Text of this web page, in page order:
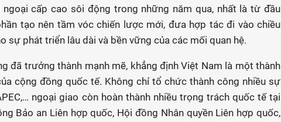
cấp cao sôi động trong những năm qua, nhất là từ đầu
tạo nên tầm vóc chiến lược mới, đưa hợp tác đi vào chiều
sự phát triển lâu dài và bền vững của các mối quan hệ.
đã trưởng thành mạnh mẽ, khẳng định Việt Nam là một thành
cộng đồng quốc tế. Không chỉ tổ chức thành công nhiều sự
ngoại giao còn hoàn thành nhiều trọng trách quốc tế tại
Bảo an Liên hợp quốc, Hội đồng Nhân quyền Liên hợp quốc,